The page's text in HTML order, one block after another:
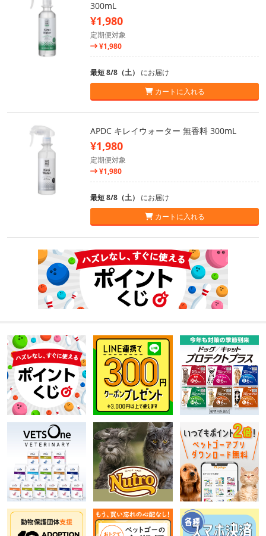
300mL
¥1,980
定期便対象
¥1,980
最短 8/8（土） にお届け
カートに入れる
APDC キレイウォーター 無香料 300mL
¥1,980
定期便対象
¥1,980
最短 8/8（土） にお届け
カートに入れる